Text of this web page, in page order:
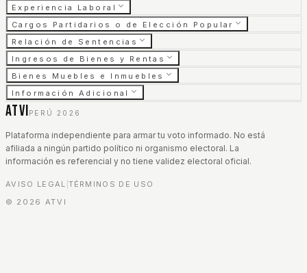
Experiencia Laboral
Cargos Partidarios o de Elección Popular
Relación de Sentencias
Ingresos de Bienes y Rentas
Bienes Muebles e Inmuebles
Información Adicional
ATVI PERÚ 2026
Plataforma independiente para armar tu voto informado. No está
afiliada a ningún partido político ni organismo electoral. La
información es referencial y no tiene validez electoral oficial.
AVISO LEGAL TÉRMINOS DE USO
© 2026 ATVI